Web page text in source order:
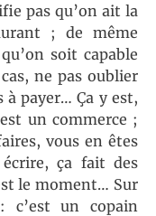
pas qu’on ait la
; de même
soit capable
ne pas oublier
payer… Ça y est,
un commerce ;
vous en êtes
ça fait des
le moment… Sur
c’est un copain